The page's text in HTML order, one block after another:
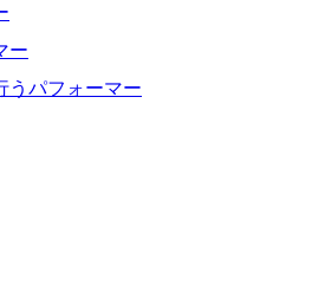
ー
うパフォーマー